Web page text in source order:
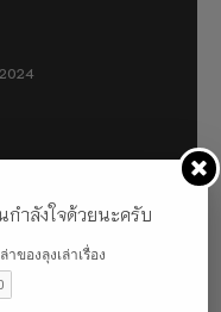
ora good cat ultra
กำลังใจด้วยนะครับ